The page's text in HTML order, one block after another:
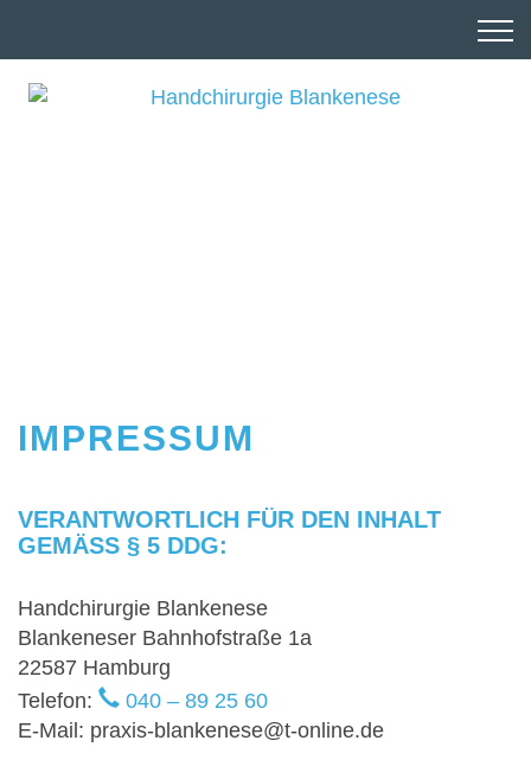
IMPRESSUM
VERANTWORTLICH FÜR DEN INHALT
GEMÄSS § 5 DDG:
Handchirurgie Blankenese
Blankeneser Bahnhofstraße 1a
22587 Hamburg
Telefon:
040 – 89 25 60
E-Mail: praxis-blankenese@t-online.de